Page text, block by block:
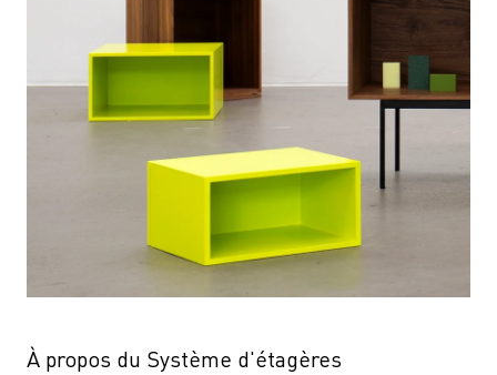
À propos du Système d'étagères